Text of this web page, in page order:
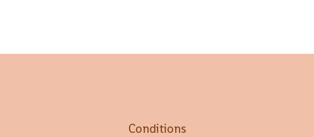
Conditions